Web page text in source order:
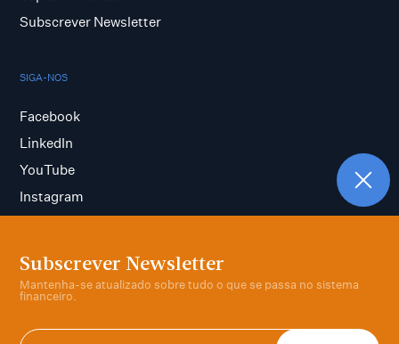
Subscrever Newsletter
Mantenha-se atualizado sobre tudo o que se passa no sistema
financeiro.
Subscrever Newsletter
SIGA-NOS
Facebook
LinkedIn
YouTube
Instagram
Termos e condições
Política de privacidade